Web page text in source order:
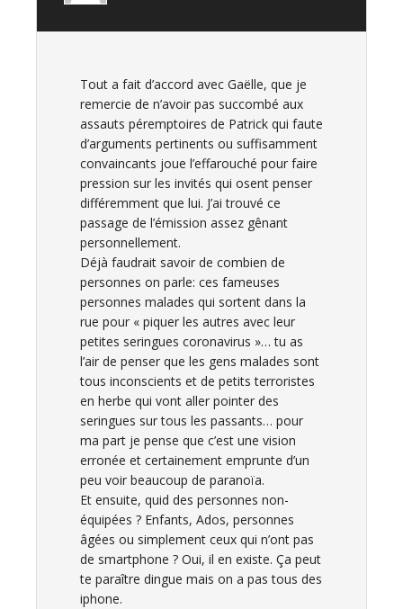
Tout a fait d’accord avec Gaëlle, que je
remercie de n’avoir pas succombé aux
assauts péremptoires de Patrick qui faute
d’arguments pertinents ou suffisamment
convaincants joue l’effarouché pour faire
pression sur les invités qui osent penser
différemment que lui. J’ai trouvé ce
passage de l’émission assez gênant
personnellement.
Déjà faudrait savoir de combien de
personnes on parle: ces fameuses
personnes malades qui sortent dans la
rue pour « piquer les autres avec leur
petites seringues coronavirus »… tu as
l’air de penser que les gens malades sont
tous inconscients et de petits terroristes
en herbe qui vont aller pointer des
seringues sur tous les passants… pour
ma part je pense que c’est une vision
erronée et certainement emprunte d’un
peu voir beaucoup de paranoïa.
Et ensuite, quid des personnes non-
équipées ? Enfants, Ados, personnes
âgées ou simplement ceux qui n’ont pas
de smartphone ? Oui, il en existe. Ça peut
te paraître dingue mais on a pas tous des
iphone.